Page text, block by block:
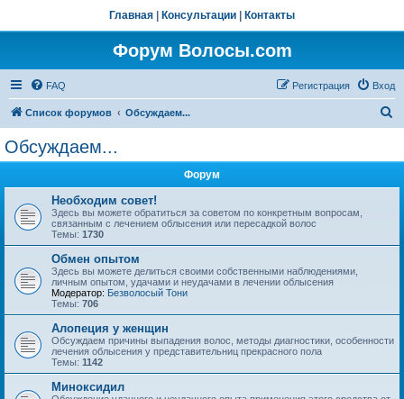
Главная Консультации Контакты
Форум Волосы.com
FAQ Вход
Регистрация
Список форумов Обсуждаем...
Обсуждаем...
Форум
Необходим совет!
Здесь вы можете обратиться за советом по конкретным вопросам,
связанным с лечением облысения или пересадкой волос
Темы: 1730
Обмен опытом
Здесь вы можете делиться своими собственными наблюдениями,
личным опытом, удачами и неудачами в лечении облысения
Модератор: Безволосый Тони
Темы: 706
Алопеция у женщин
Обсуждаем причины выпадения волос, методы диагностики, особенности
лечения облысения у представительниц прекрасного пола
Темы: 1142
Миноксидил